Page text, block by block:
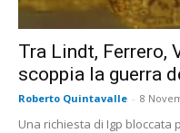
Tra Lindt, Ferrero,
scoppia la guerra
Roberto Quintavalle - 8
Una richiesta di Igp